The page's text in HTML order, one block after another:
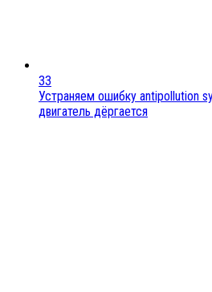
33
Устраняем ошибку antipollution
двигатель дёргается